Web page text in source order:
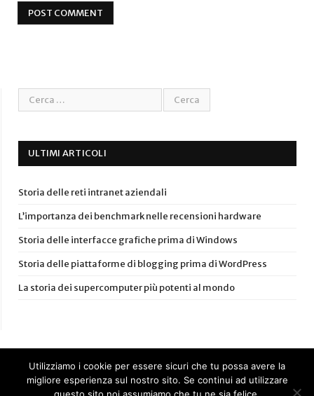
ULTIMI ARTICOLI
Storia delle reti intranet aziendali
L’importanza dei benchmark nelle recensioni hardware
Storia delle interfacce grafiche prima di Windows
Storia delle piattaforme di blogging prima di WordPress
La storia dei supercomputer più potenti al mondo
Utilizziamo i cookie per essere sicuri che tu possa avere la
migliore esperienza sul nostro sito. Se continui ad utilizzare